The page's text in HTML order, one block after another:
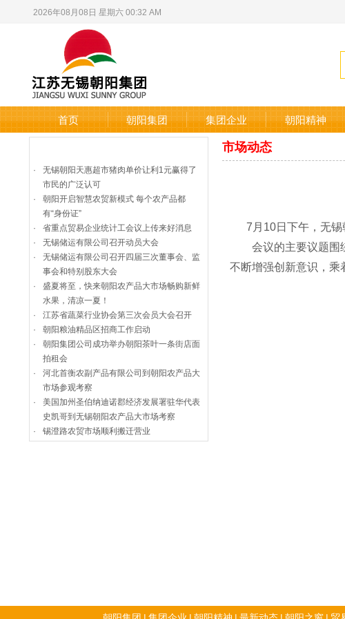
2026年08月08日 星期六 00:32 AM
首页 朝阳集团 集团企业 朝阳精神
·
无锡朝阳天惠超市猪肉单价让利1元赢得了
市民的广泛认可
·
朝阳开启智慧农贸新模式 每个农产品都
有“身份证”
·
省重点贸易企业统计工会议上传来好消息
·
无锡储运有限公司召开动员大会
·
无锡储运有限公司召开四届三次董事会、监
事会和特别股东大会
·
盛夏将至，快来朝阳农产品大市场畅购新鲜
水果，清凉一夏！
·
江苏省蔬菜行业协会第三次会员大会召开
·
朝阳粮油精品区招商工作启动
·
朝阳集团公司成功举办朝阳茶叶一条街店面
拍租会
·
河北首衡农副产品有限公司到朝阳农产品大
市场参观考察
·
美国加州圣伯纳迪诺郡经济发展署驻华代表
史凯哥到无锡朝阳农产品大市场考察
·
锡澄路农贸市场顺利搬迁营业
市场动态
7月10日下午，无
会议的主要议题围绕
不断增强创新意识， 乘